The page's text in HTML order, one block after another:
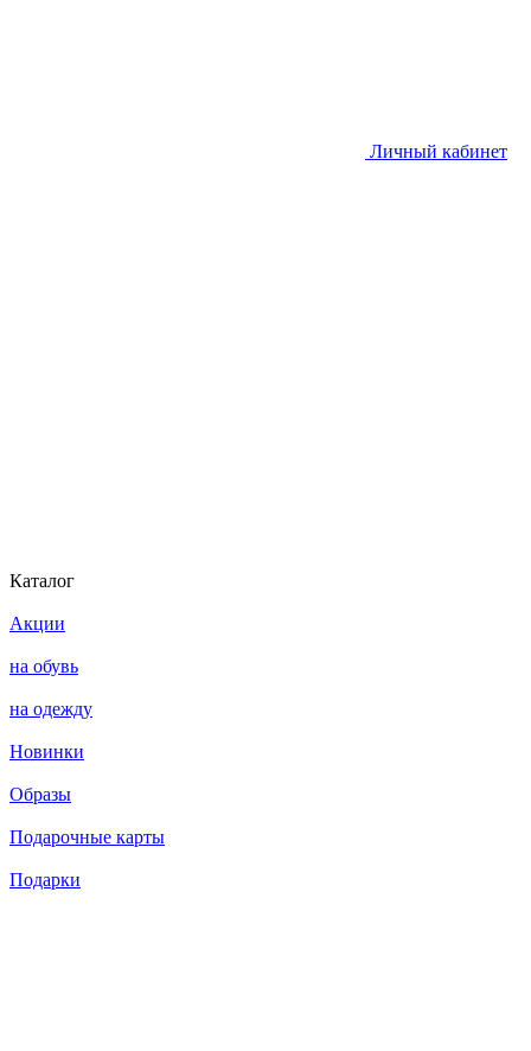
Личный кабинет
Каталог
Акции
на обувь
на одежду
Новинки
Образы
Подарочные карты
Подарки